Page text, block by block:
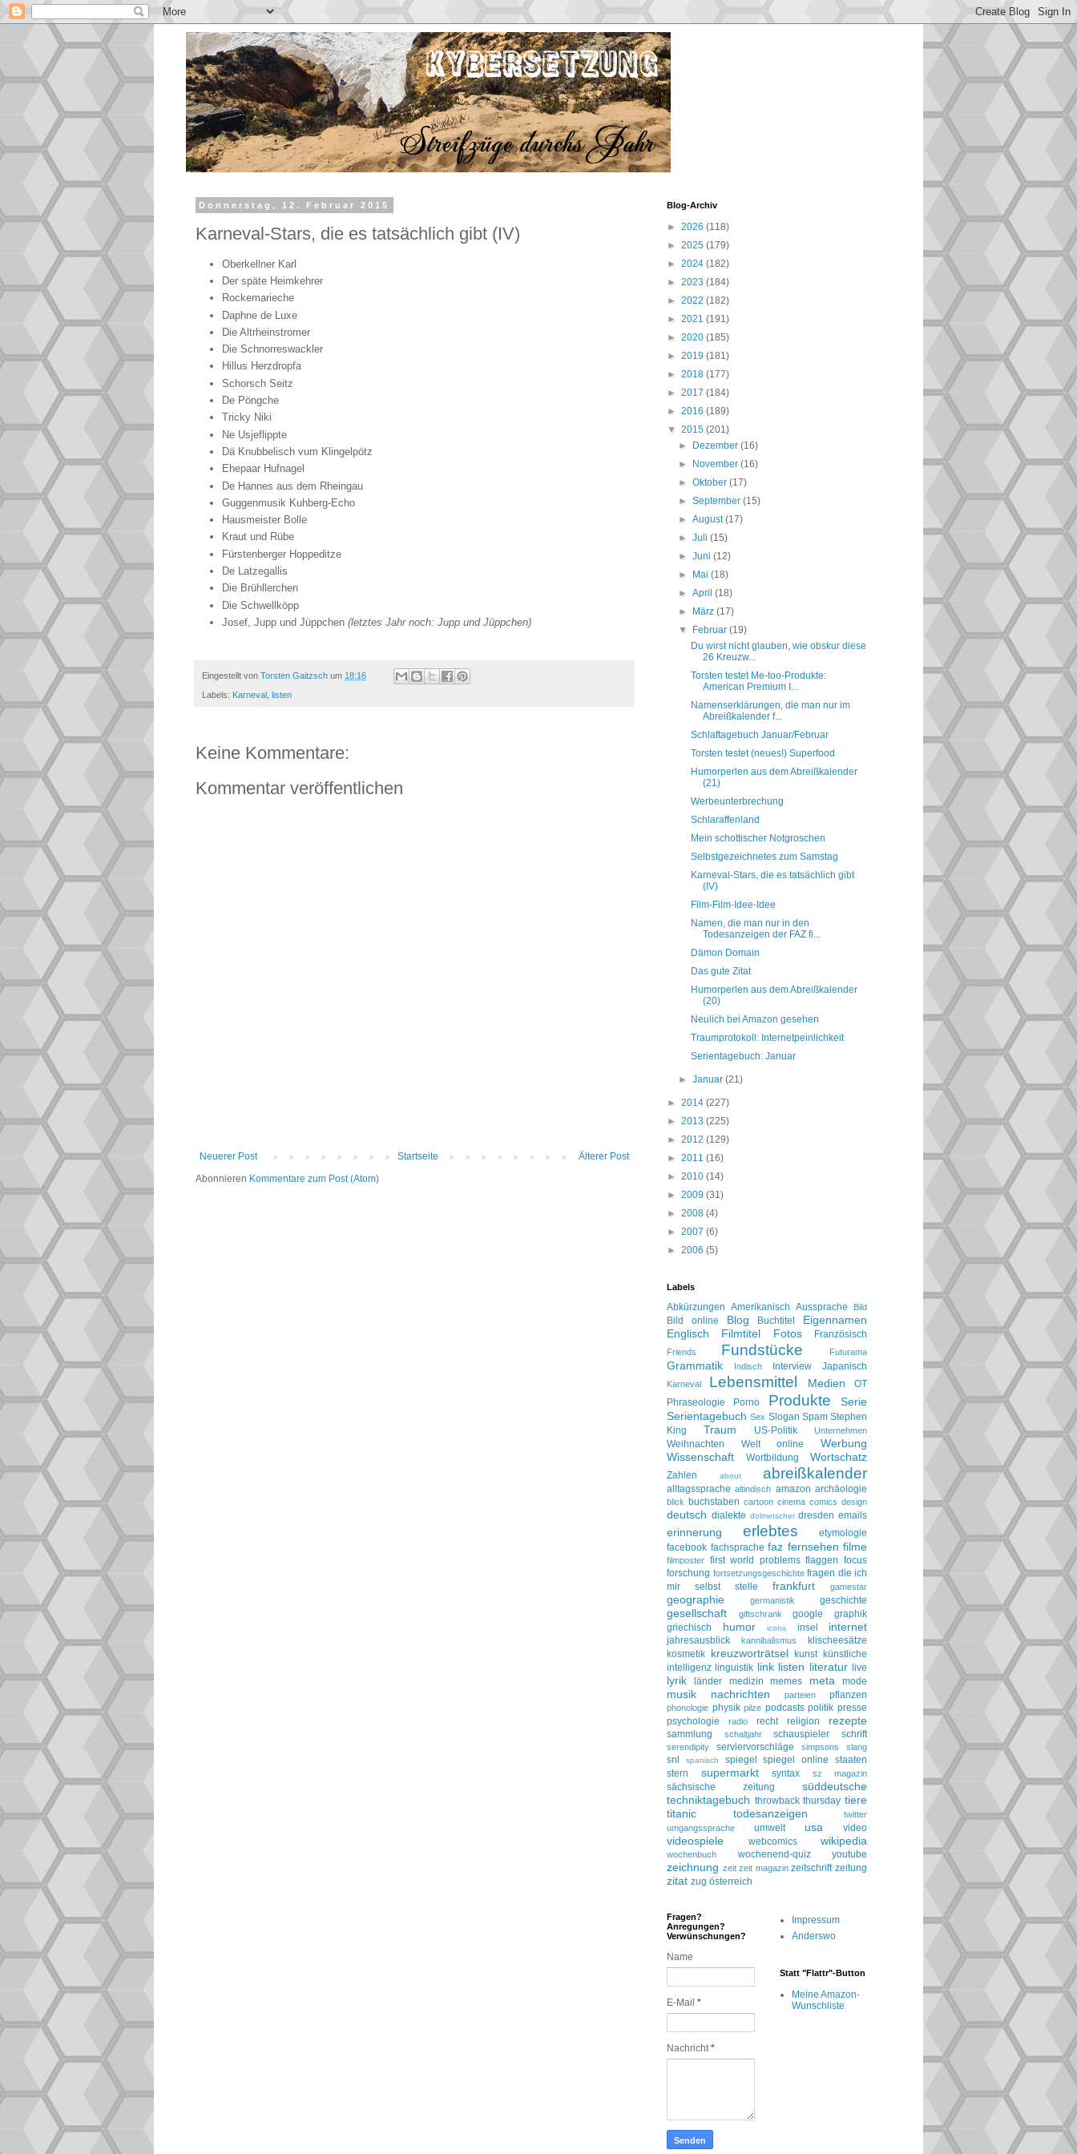
Donnerstag, 12. Februar 2015
Karneval-Stars, die es tatsächlich gibt (IV)
Oberkellner Karl
Der späte Heimkehrer
Rockemarieche
Daphne de Luxe
Die Altrheinstromer
Die Schnorreswackler
Hillus Herzdropfa
Schorsch Seitz
De Pöngche
Tricky Niki
Ne Usjeflippte
Dä Knubbelisch vum Klingelpötz
Ehepaar Hufnagel
De Hannes aus dem Rheingau
Guggenmusik Kuhberg-Echo
Hausmeister Bolle
Kraut und Rübe
Fürstenberger Hoppeditze
De Latzegallis
Die Brühllerchen
Die Schwellköpp
Josef, Jupp und Jüppchen (letztes Jahr noch: Jupp und Jüppchen)
Eingestellt von Torsten Gaitzsch um 18:16
Labels: Karneval listen
Keine Kommentare:
Kommentar veröffentlichen
Neuerer Post Älterer Post
Startseite
Abonnieren Kommentare zum Post (Atom)
Blog-Archiv
► 2026 (118)
► 2025 (179)
► 2024 (182)
► 2023 (184)
► 2022 (182)
► 2021 (191)
► 2020 (185)
► 2019 (181)
► 2018 (177)
► 2017 (184)
► 2016 (189)
▼ 2015 (201)
►
Dezember(16)
►
November(16)
►Oktober(17)
►September(15)
►August(17)
►Juli(15)
►Juni(12)
►
Mai(18)
►April(18)
►
März(17)
▼
Februar(19)
Du wirst nicht glauben, wie obskur diese
26 Kreuzw...
Torsten testet Me-too-Produkte:
American Premium I...
Namenserklärungen, die man nur im
Abreißkalender f...
Schlaftagebuch Januar/Februar
Torsten testet (neues!) Superfood
Humorperlen aus dem Abreißkalender
(21)
Werbeunterbrechung
Schlaraffenland
Mein schottischer Notgroschen
Selbstgezeichnetes zum Samstag
Karneval-Stars, die es tatsächlich gibt
(IV)
Film-Film-Idee-Idee
Namen, die man nur in den
Todesanzeigen der FAZ fi...
Dämon Domain
Das gute Zitat
Humorperlen aus dem Abreißkalender
(20)
Neulich bei Amazon gesehen
Traumprotokoll: Internetpeinlichkeit
Serientagebuch: Januar
►Januar(21)
► 2014 (227)
► 2013 (225)
► 2012 (129)
► 2011 (16)
► 2010 (14)
► 2009 (31)
► 2008 (4)
► 2007 (6)
► 2006 (5)
Labels
Abkürzungen Amerikanisch Aussprache Bild
Bild online Blog Buchtitel
Eigennamen
Englisch
Filmtitel Fotos Französisch
Friends Fundstücke Futurama
Grammatik Indisch Interview Japanisch
Karneval Lebensmittel Medien
OT
Phraseologie
Porno Produkte
Serie
Serientagebuch Sex Slogan Spam Stephen
King
Traum US-Politik Unternehmen
Weihnachten Welt online
Werbung
Wissenschaft
Wortbildung Wortschatz
Zahlen about abreißkalender
alltagssprache altindisch amazon archäologie
blick buchstaben cartoon cinema comics design
deutsch dialekte dolmetscher dresden emails
erinnerung erlebtes
etymologie
facebook fachsprache faz fernsehen filme
filmposter first world problems flaggen focus
forschung fortsetzungsgeschichte fragen die ich
mir selbst stelle
frankfurt gamestar
geographie germanistik geschichte
gesellschaft giftschrank google
graphik
griechisch
humor icons insel internet
jahresausblick kannibalismus
klischeesätze
kosmetik kreuzworträtsel kunst
künstliche
intelligenz linguistik link listen literatur live
lyrik länder medizin memes meta mode
musik nachrichten parteien pflanzen
phonologie physik pilze podcasts politik presse
psychologie
radio recht religion rezepte
sammlung schaltjahr schauspieler schrift
serendipity serviervorschläge simpsons slang
snl spanisch spiegel spiegel online
staaten
stern
supermarkt syntax sz magazin
sächsische zeitung
süddeutsche
techniktagebuch throwback thursday tiere
titanic
todesanzeigen
twitter
umgangssprache
umwelt usa video
videospiele webcomics wikipedia
wochenbuch wochenend-quiz youtube
zeichnung zeit zeit magazin zeitschrift zeitung
zitat zug österreich
Fragen?
Anregungen?
Verwünschungen?
Name
E-Mail *
Nachricht*
Impressum
Anderswo
Statt "Flattr"-Button
Meine Amazon-
Wunschliste